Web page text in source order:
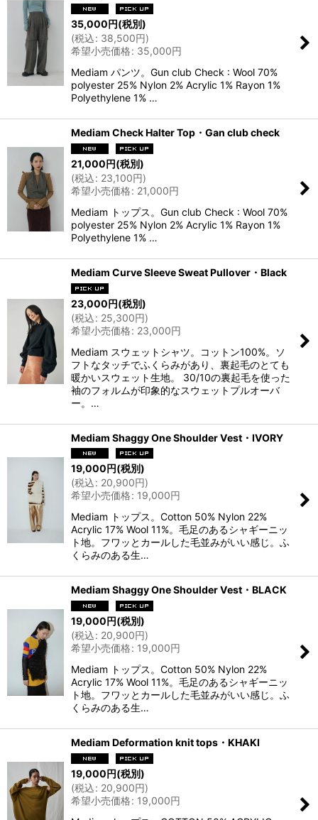
35,000円(税別)
(税込: 38,500円)
希望小売価格: 35,000円
Mediam パンツ。Gun club Check : Wool 70%
polyester 25% Nylon 2% Acrylic 1% Rayon 1%
Polyethylene 1% …
Mediam Check Halter Top・Gan club check
21,000円(税別)
(税込: 23,100円)
希望小売価格: 21,000円
Mediam トップス。Gun club Check : Wool 70%
polyester 25% Nylon 2% Acrylic 1% Rayon 1%
Polyethylene 1% …
Mediam Curve Sleeve Sweat Pullover・Black
23,000円(税別)
(税込: 25,300円)
希望小売価格: 23,000円
Mediam スウェットシャツ。コットン100%。ソ
フトなタッチでふくらみがあり、裏起毛のとても
暖かいスウェット生地。 30/10の裏起毛を使った
袖のフォルムが印象的なスウェットプルオーバ
ー。…
Mediam Shaggy One Shoulder Vest・IVORY
19,000円(税別)
(税込: 20,900円)
希望小売価格: 19,000円
Mediam トップス。Cotton 50% Nylon 22%
Acrylic 17% Wool 11%。毛足のあるシャギーニッ
ト地。フワッとカールした毛並みがいい感じ。ふ
くらみのある生…
Mediam Shaggy One Shoulder Vest・BLACK
19,000円(税別)
(税込: 20,900円)
希望小売価格: 19,000円
Mediam トップス。Cotton 50% Nylon 22%
Acrylic 17% Wool 11%。毛足のあるシャギーニッ
ト地。フワッとカールした毛並みがいい感じ。ふ
くらみのある生…
Mediam Deformation knit tops・KHAKI
19,000円(税別)
(税込: 20,900円)
希望小売価格: 19,000円